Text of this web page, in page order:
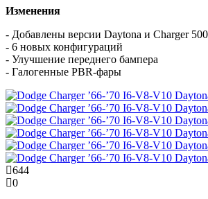
Изменения
- Добавлены версии Daytona и Charger
- 6 новых конфигураций
- Улучшение переднего бампера
- Галогенные PBR-фары
644
0